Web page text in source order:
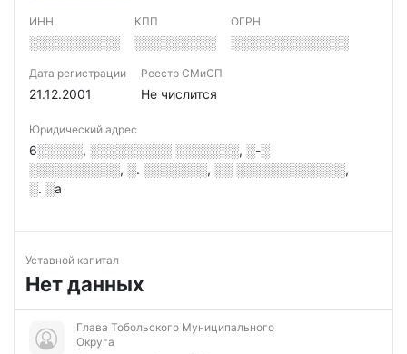
ИНН
░░░░░░░░░░
КПП
░░░░░░░░░
ОГРН
░░░░░░░░░░░░░
Дата регистрации
21.12.2001
Реестр СМиСП
Не числится
Юридический адрес
6░░░░░, ░░░░░░░░░ ░░░░░░░, ░-░
░░░░░░░░░░, ░. ░░░░░░░, ░░ ░░░░░░░░░░░░,
░. ░а
Уставной капитал
Нет данных
Глава Тобольского Муниципального
Округа